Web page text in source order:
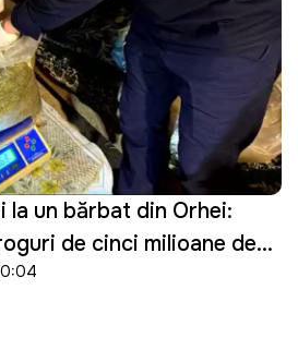
la un bărbat din Orhei:
de cinci milioane de